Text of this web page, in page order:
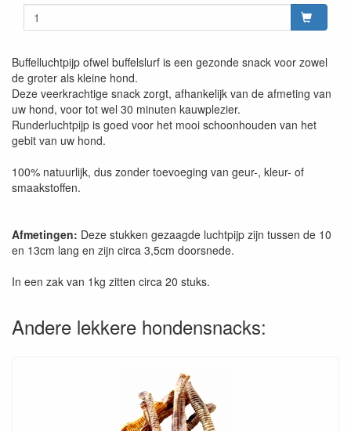
Buffelluchtpijp ofwel buffelslurf is een gezonde snack voor zowel
de groter als kleine hond.
Deze veerkrachtige snack zorgt, afhankelijk van de afmeting van
uw hond, voor tot wel 30 minuten kauwplezier.
Runderluchtpijp is goed voor het mooi schoonhouden van het
gebit van uw hond.
100% natuurlijk, dus zonder toevoeging van geur-, kleur- of
smaakstoffen.
Afmetingen: Deze stukken gezaagde luchtpijp zijn tussen de 10
en 13cm lang en zijn circa 3,5cm doorsnede.
In een zak van 1kg zitten circa 20 stuks.
Andere lekkere hondensnacks: